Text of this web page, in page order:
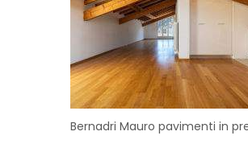
Bernadri Mauro pavimenti in